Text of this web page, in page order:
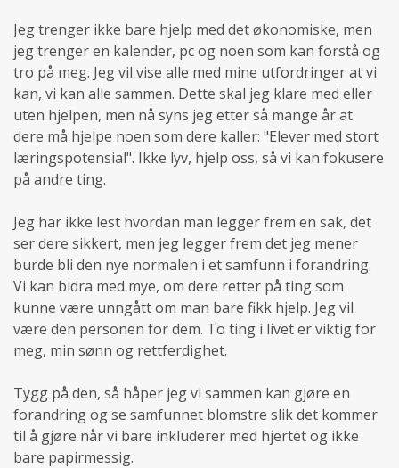
Jeg trenger ikke bare hjelp med det økonomiske, men
jeg trenger en kalender, pc og noen som kan forstå og
tro på meg. Jeg vil vise alle med mine utfordringer at vi
kan, vi kan alle sammen. Dette skal jeg klare med eller
uten hjelpen, men nå syns jeg etter så mange år at
dere må hjelpe noen som dere kaller: "Elever med stort
læringspotensial". Ikke lyv, hjelp oss, så vi kan fokusere
på andre ting.
Jeg har ikke lest hvordan man legger frem en sak, det
ser dere sikkert, men jeg legger frem det jeg mener
burde bli den nye normalen i et samfunn i forandring.
Vi kan bidra med mye, om dere retter på ting som
kunne være unngått om man bare fikk hjelp. Jeg vil
være den personen for dem. To ting i livet er viktig for
meg, min sønn og rettferdighet.
Tygg på den, så håper jeg vi sammen kan gjøre en
forandring og se samfunnet blomstre slik det kommer
til å gjøre når vi bare inkluderer med hjertet og ikke
bare papirmessig.